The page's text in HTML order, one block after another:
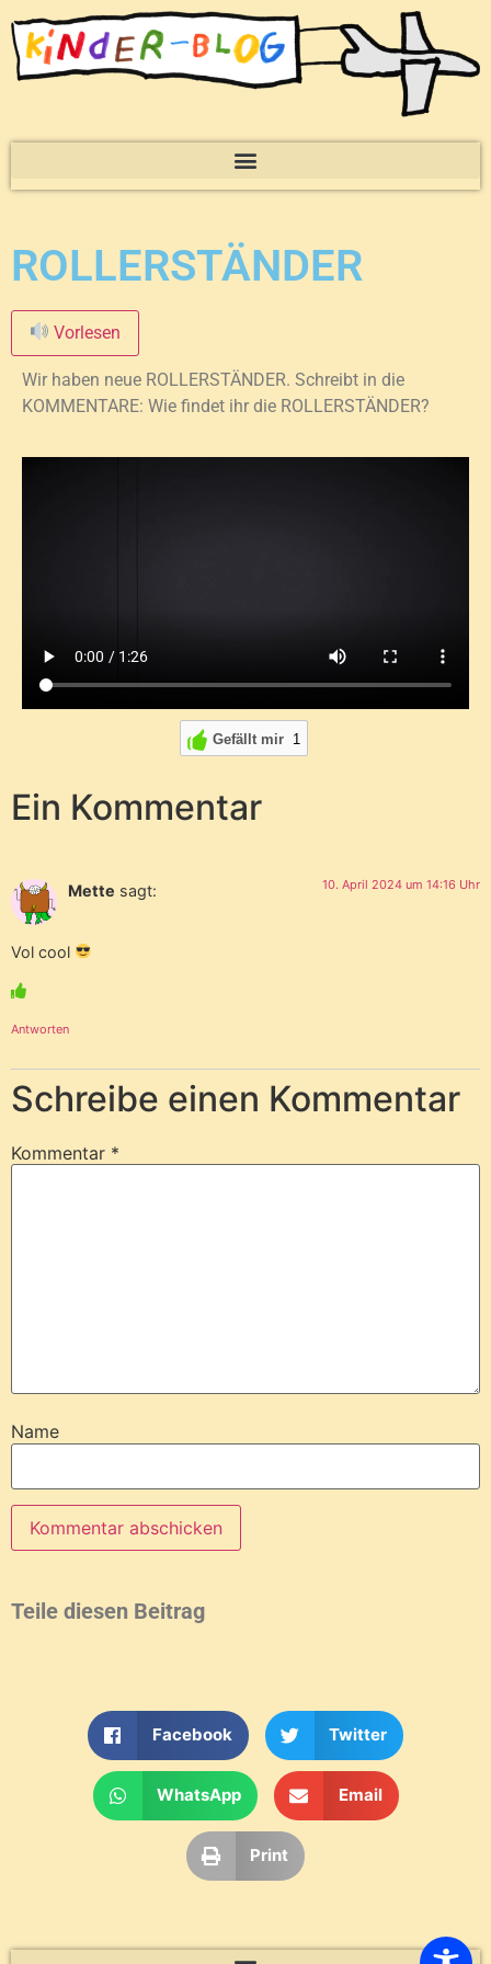
ROLLERSTÄNDER
Vorlesen
Wir haben neue ROLLERSTÄNDER. Schreibt in die
KOMMENTARE: Wie findet ihr die ROLLERSTÄNDER?
Gefällt mir 1
Ein Kommentar
Mette sagt: 10. April 2024 um 14:16 Uhr
Vol cool
Antworten
Schreibe einen Kommentar
Kommentar *
Name
Teile diesen Beitrag
Facebook Twitter
WhatsApp Email
Print